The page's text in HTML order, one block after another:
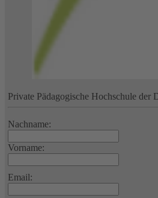
Private Pädagogische Hochschule der
Nachname:
Vorname:
Email: